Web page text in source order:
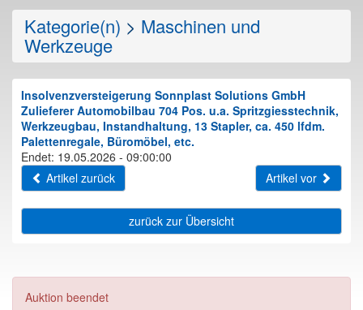
Kategorie(n) > Maschinen und
Werkzeuge
Insolvenzversteigerung Sonnplast Solutions GmbH
Zulieferer Automobilbau 704 Pos. u.a. Spritzgiesstechnik,
Werkzeugbau, Instandhaltung, 13 Stapler, ca. 450 lfdm.
Palettenregale, Büromöbel, etc.
Endet: 19.05.2026 - 09:00:00
Artikel zurück
Artikel vor
zurück zur Übersicht
Auktion beendet